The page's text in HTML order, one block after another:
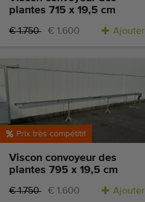
plantes 715 x 19,5 cm
€ 1.750 € 1.600 Ajouter
Prix très compétitif
Viscon convoyeur des
plantes 795 x 19,5 cm
€ 1.750 € 1.600 Ajouter